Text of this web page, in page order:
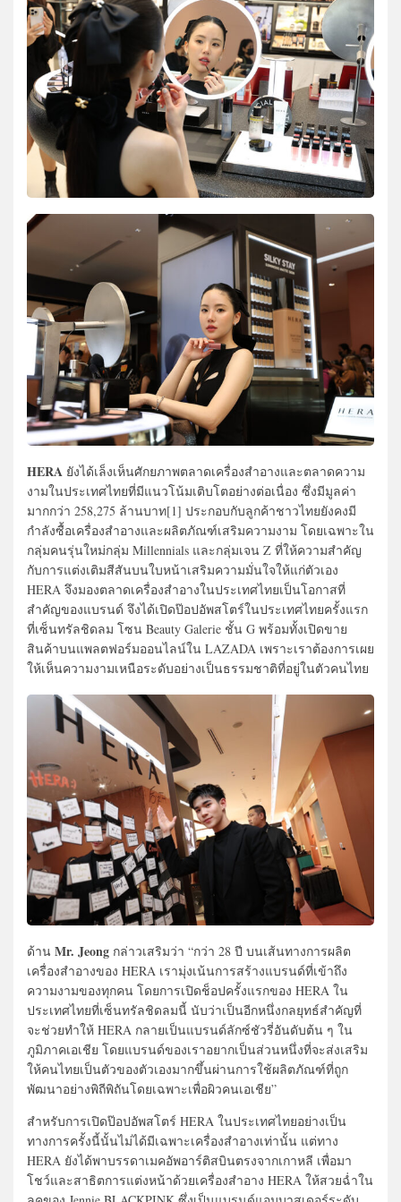
HERA ยังได้เล็งเห็นศักยภาพตลาดเครื่องสำอางและตลาดความ
งามในประเทศไทยที่มีแนวโน้มเติบโตอย่างต่อเนื่อง ซึ่งมีมูลค่า
มากกว่า 258,275 ล้านบาท[1] ประกอบกับลูกค้าชาวไทยยังคงมี
กำลังซื้อเครื่องสำอางและผลิตภัณฑ์เสริมความงาม โดยเฉพาะใน
กลุ่มคนรุ่นใหม่กลุ่ม Millennials และกลุ่มเจน Z ที่ให้ความสำคัญ
กับการแต่งเติมสีสันบนใบหน้าเสริมความมั่นใจให้แก่ตัวเอง
HERA จึงมองตลาดเครื่องสำอางในประเทศไทยเป็นโอกาสที่
สำคัญของแบรนด์ จึงได้เปิดป๊อปอัพสโตร์ในประเทศไทยครั้งแรก
ที่เซ็นทรัลชิดลม โซน Beauty Galerie ชั้น G พร้อมทั้งเปิดขาย
สินค้าบนแพลตฟอร์มออนไลน์ใน LAZADA เพราะเราต้องการเผย
ให้เห็นความงามเหนือระดับอย่างเป็นธรรมชาติที่อยู่ในตัวคนไทย
ด้าน Mr. Jeong กล่าวเสริมว่า “กว่า 28 ปี บนเส้นทางการผลิต
เครื่องสำอางของ HERA เรามุ่งเน้นการสร้างแบรนด์ที่เข้าถึง
ความงามของทุกคน โดยการเปิดช็อปครั้งแรกของ HERA ใน
ประเทศไทยที่เซ็นทรัลชิดลมนี้ นับว่าเป็นอีกหนึ่งกลยุทธ์สำคัญที่
จะช่วยทำให้ HERA กลายเป็นแบรนด์ลักซ์ชัวรี่อันดับต้น ๆ ใน
ภูมิภาคเอเชีย โดยแบรนด์ของเราอยากเป็นส่วนหนึ่งที่จะส่งเสริม
ให้คนไทยเป็นตัวของตัวเองมากขึ้นผ่านการใช้ผลิตภัณฑ์ที่ถูก
พัฒนาอย่างพิถีพิถันโดยเฉพาะเพื่อผิวคนเอเชีย”
สำหรับการเปิดป๊อปอัพสโตร์ HERA ในประเทศไทยอย่างเป็น
ทางการครั้งนี้นั้นไม่ได้มีเฉพาะเครื่องสำอางเท่านั้น แต่ทาง
HERA ยังได้พาบรรดาเมคอัพอาร์ติสบินตรงจากเกาหลี เพื่อมา
โชว์และสาธิตการแต่งหน้าด้วยเครื่องสำอาง HERA ให้สวยฉ่ำใน